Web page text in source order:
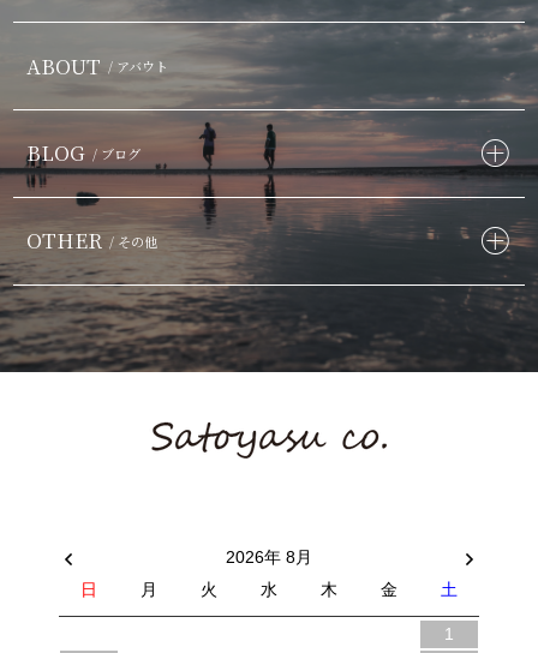
ABOUT / アバウト
BLOG / ブログ
OTHER / その他
2026年 8月
日
月 火 水 木 金 土
1